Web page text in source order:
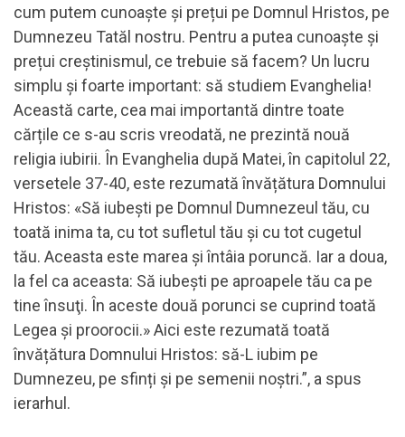
cum putem cunoaște și prețui pe Domnul Hristos, pe
Dumnezeu Tatăl nostru. Pentru a putea cunoaște și
prețui creștinismul, ce trebuie să facem? Un lucru
simplu și foarte important: să studiem Evanghelia!
Această carte, cea mai importantă dintre toate
cărțile ce s-au scris vreodată, ne prezintă nouă
religia iubirii. În Evanghelia după Matei, în capitolul 22,
versetele 37-40, este rezumată învățătura Domnului
Hristos: «Să iubeşti pe Domnul Dumnezeul tău, cu
toată inima ta, cu tot sufletul tău şi cu tot cugetul
tău. Aceasta este marea şi întâia poruncă. Iar a doua,
la fel ca aceasta: Să iubeşti pe aproapele tău ca pe
tine însuţi. În aceste două porunci se cuprind toată
Legea şi proorocii.» Aici este rezumată toată
învățătura Domnului Hristos: să-L iubim pe
Dumnezeu, pe sfinți și pe semenii noștri.”, a spus
ierarhul.